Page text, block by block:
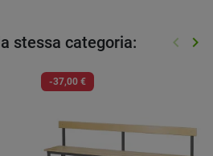
stessa categoria: keyboard_arrow_left keyboard_arrow_right
-37,00 €